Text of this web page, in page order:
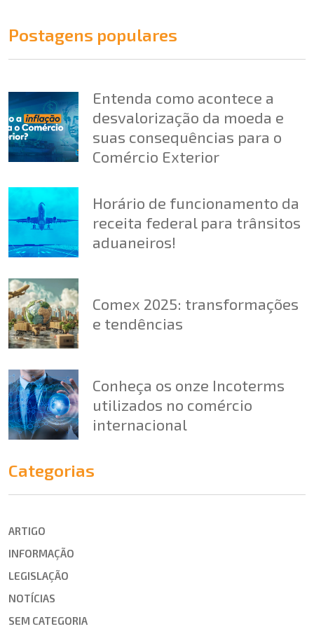
Postagens populares
Entenda como acontece a
desvalorização da moeda e
suas consequências para o
Comércio Exterior
Horário de funcionamento da
receita federal para trânsitos
aduaneiros!
Comex 2025: transformações
e tendências
Conheça os onze Incoterms
utilizados no comércio
internacional
Categorias
ARTIGO
INFORMAÇÃO
LEGISLAÇÃO
NOTÍCIAS
SEM CATEGORIA